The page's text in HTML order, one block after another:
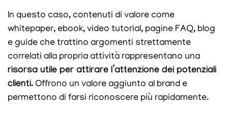
In questo caso, contenuti di valore come
whitepaper, ebook, video tutorial, pagine FAQ, blog
e guide che trattino argomenti strettamente
correlati alla propria attività rappresentano una
risorsa utile per attirare l’attenzione dei potenziali
clienti. Offrono un valore aggiunto al brand e
permettono di farsi riconoscere più rapidamente.